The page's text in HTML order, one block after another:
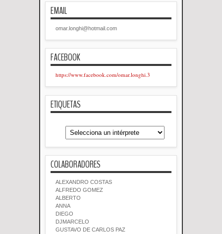
EMAIL
omar.longhi@hotmail.com
FACEBOOK
https://www.facebook.com/omar.longhi.3
ETIQUETAS
COLABORADORES
ALEXANDRO COSTAS
ALFREDO GOMEZ
ALBERTO
ANNA
DIEGO
DJMARCELO
GUSTAVO DE CARLOS PAZ